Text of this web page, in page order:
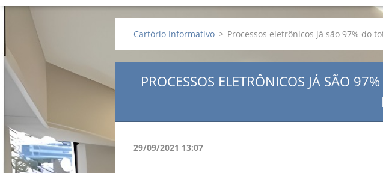
Cartório Informativo > Processos eletrônicos já são 97% do
PROCESSOS ELETRÔNICOS JÁ SÃO
29/09/2021 13:07